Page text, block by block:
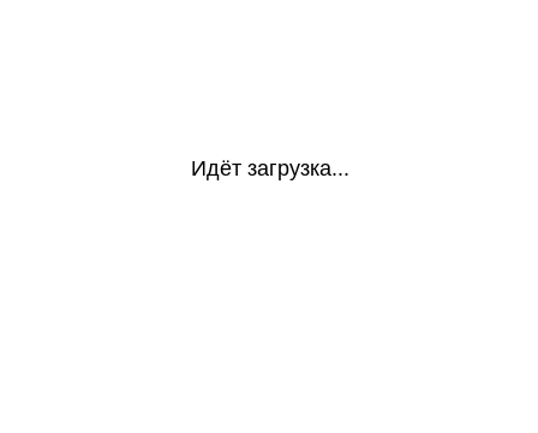
Идёт загрузка...